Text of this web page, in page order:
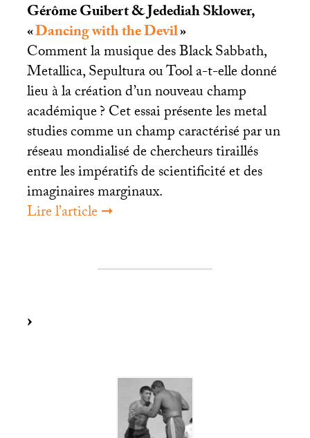
Gérôme Guibert & Jedediah Sklower,
«Dancing with the Devil»
Comment la musique des Black Sabbath,
Metallica, Sepultura ou Tool a-t-elle donné
lieu à la création d’un nouveau champ
académique? Cet essai présente les metal
studies comme un champ caractérisé par un
réseau mondialisé de chercheurs tiraillés
entre les impératifs de scientificité et des
imaginaires marginaux.
Lire l’article ➞